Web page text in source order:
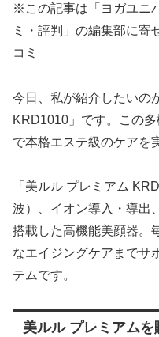
※この記事は「ヨガユニ
ミ・評判」の編集部に寄
コミ
今日、私が紹介したいの
KRD1010」です。この
で本格エステ級のケアを
「美ルル プレミアム
波）、イオン導入・導出
搭載した高機能美顔器。
なエイジングケアまでサ
テムです。
美ルル プレミアムを